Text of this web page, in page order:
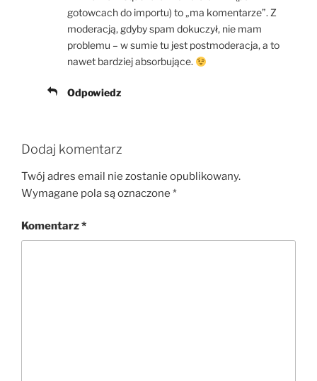
gotowcach do importu) to „ma komentarze”. Z
moderacją, gdyby spam dokuczył, nie mam
problemu – w sumie tu jest postmoderacja, a to
nawet bardziej absorbujące.
Odpowiedz
Dodaj komentarz
Twój adres email nie zostanie opublikowany.
Wymagane pola są oznaczone *
Komentarz*